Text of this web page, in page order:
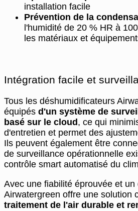
installation facile
Prévention de la
l'humidité de 20 % HR à
les matériaux et
Intégration facile et
Tous les déshumidificateurs
équipés d'un système de
basé sur le cloud , ce qui
d'entretien et permet des
Ils peuvent également être
de surveillance opérationnelle
contrôle smart automatisé du
Avec une fiabilité éprouvée et
Airwatergreen offre une solution
traitement de l'air durable et